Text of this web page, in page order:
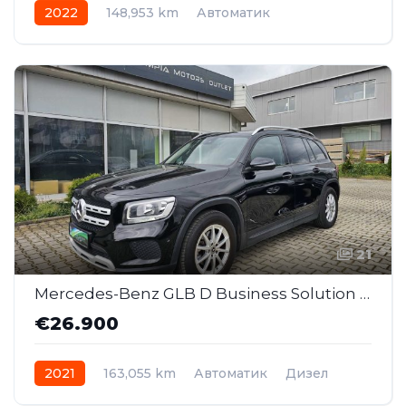
2022 148,953 km
Автоматик
21
Mercedes-Benz GLB D Business Solution AT (MMI179)
€26.900
2021 163,055 km Автоматик
Дизел